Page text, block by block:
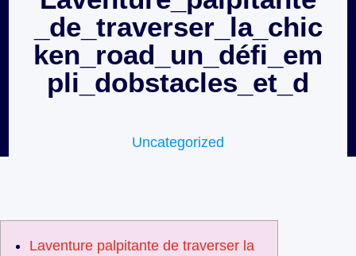
_de_traverser_la_chic
ken_road_un_défi_em
pli_dobstacles_et_d
Uncategorized
Laventure palpitante de traverser la